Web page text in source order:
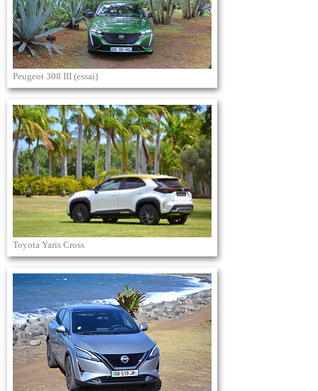
Peugeot 308 III (essai)
Toyota Yaris Cross